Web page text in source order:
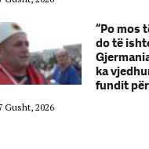
“Po mos
do të
ka
fundit
Gusht, 2026